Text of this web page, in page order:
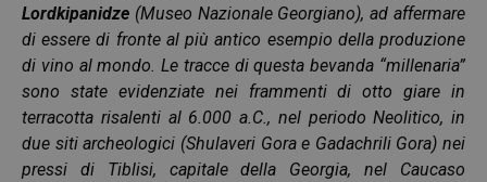
Lordkipanidze (Museo Nazionale Georgiano), ad affermare
di essere di fronte al più antico esempio della produzione
di vino al mondo. Le tracce di questa bevanda “millenaria”
sono state evidenziate nei frammenti di otto giare in
terracotta risalenti al 6.000 a.C., nel periodo Neolitico, in
due siti archeologici (Shulaveri Gora e Gadachrili Gora) nei
pressi di Tiblisi, capitale della Georgia, nel Caucaso